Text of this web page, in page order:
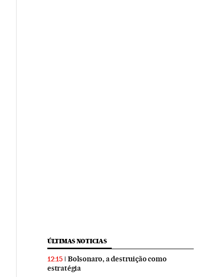
ÚLTIMAS NOTICIAS
12:15
Bolsonaro, a destruição como
estratégia